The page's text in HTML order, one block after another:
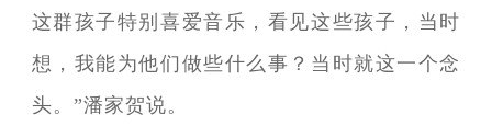
这群孩子特别喜爱音乐，看见这些孩子，当时
想，我能为他们做些什么事？当时就这一个念
头。”潘家贺说。